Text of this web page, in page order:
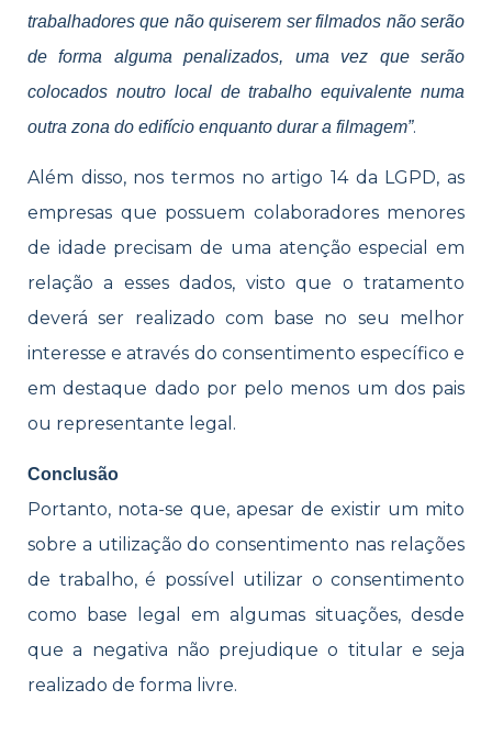
trabalhadores que não quiserem ser filmados não serão
de forma alguma penalizados, uma vez que serão
colocados noutro local de trabalho equivalente numa
outra zona do edifício enquanto durar a filmagem”.
Além disso, nos termos no artigo 14 da LGPD, as
empresas que possuem colaboradores menores
de idade precisam de uma atenção especial em
relação a esses dados, visto que o tratamento
deverá ser realizado com base no seu melhor
interesse e através do consentimento específico e
em destaque dado por pelo menos um dos pais
ou representante legal.
Conclusão
Portanto, nota-se que, apesar de existir um mito
sobre a utilização do consentimento nas relações
de trabalho, é possível utilizar o consentimento
como base legal em algumas situações, desde
que a negativa não prejudique o titular e seja
realizado de forma livre.